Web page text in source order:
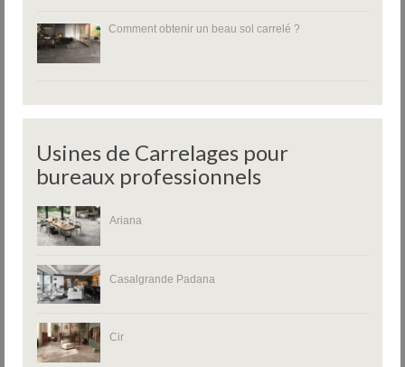
Comment obtenir un beau sol carrelé ?
Usines de Carrelages pour
bureaux professionnels
Ariana
Casalgrande Padana
Cir